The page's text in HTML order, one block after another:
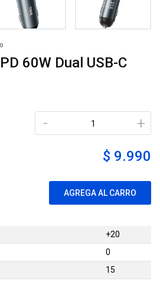
60W Dual USB-C
+
-
$ 9.990
AGREGA AL CARRO
+20
0
15